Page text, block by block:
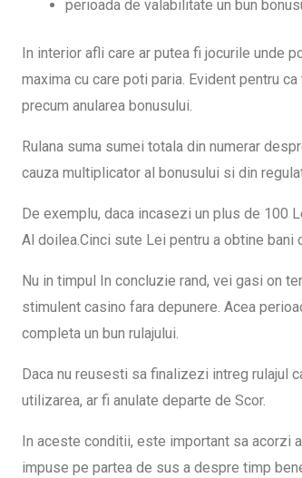
perioada de valabilitate un bun
In interior afli care ar putea fi jocurile unde
maxima cu care poti paria. Evident pentru
precum anularea bonusului.
Rulana suma sumei totala din numerar
cauza multiplicator al bonusului si din
De exemplu, daca incasezi un plus de 100
Al doilea.Cinci sute Lei pentru a obtine bani
Nu in timpul In concluzie rand, vei gasi on
stimulent casino fara depunere. Acea
completa un bun rulajului.
Daca nu reusesti sa finalizezi intreg rulajul
utilizarea, ar fi anulate departe de Scor.
In aceste conditii, este important sa
impuse pe partea de sus a despre timp